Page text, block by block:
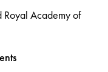
Royal Academy of